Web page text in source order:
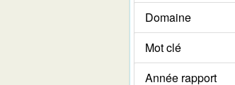
Domaine
Mot clé
Année rapport